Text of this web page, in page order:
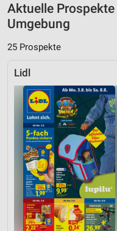
Aktuelle
Umgebung
25 Prospekte
Lidl